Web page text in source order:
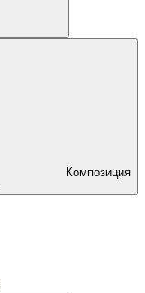
Композиция